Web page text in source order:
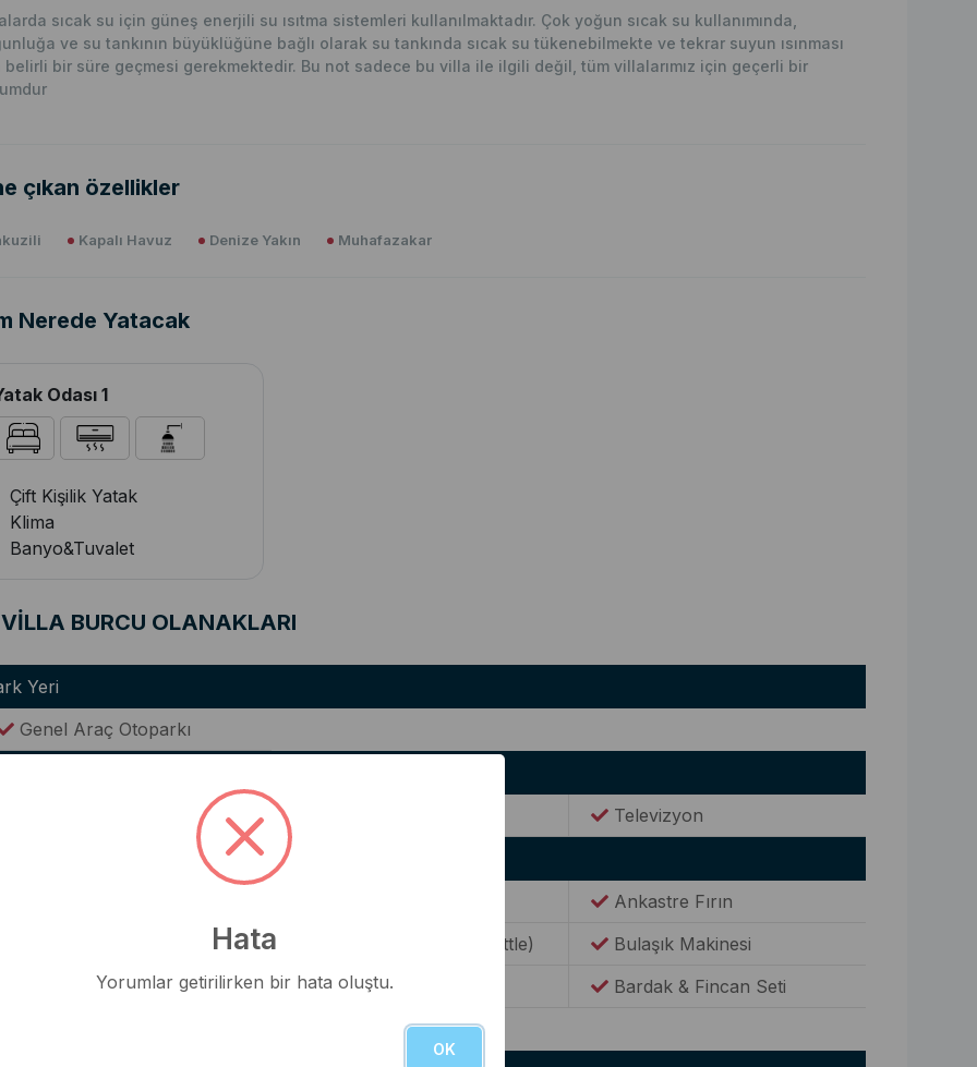
sıcak su için güneş enerjili su ısıtma sistemleri kullanılmaktadır. Çok yoğun sıcak su kullanımında,
ve su tankının büyüklüğüne bağlı olarak su tankında sıcak su tükenebilmekte ve tekrar suyun ısınması
belirli bir süre geçmesi gerekmektedir. Bu not sadece bu villa ile ilgili değil, tüm villalarımız için geçerli bir
çıkan özellikler
Kapalı Havuz Denize Yakın Muhafazakar
Nerede Yatacak
Odası 1
Çift Kişilik Yatak
Klima
Banyo&Tuvalet
VİLLA BURCU OLANAKLARI
Yeri
Genel Araç Otoparkı
Televizyon
Ankastre Fırın
Elektrikli Su Isıtıcısı(Kettle)
Bulaşık Makinesi
Tencere & Tava Takımları
Yemek Takımı
Bardak & Fincan Seti
Hata
Yorumlar getirilirken bir hata oluştu.
OK